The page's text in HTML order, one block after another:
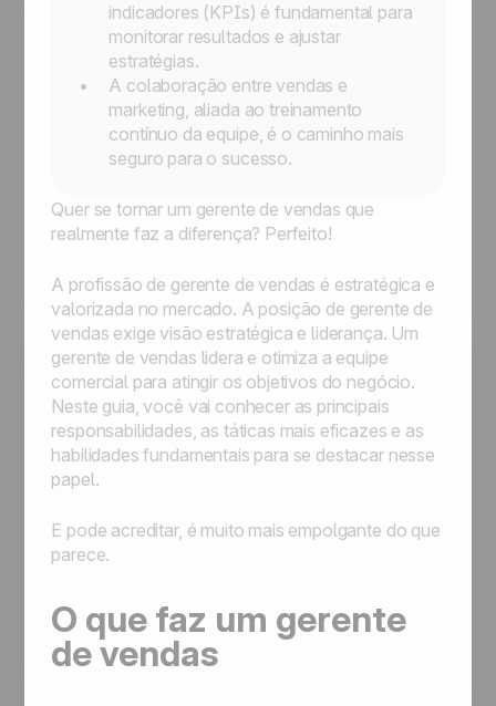
indicadores (KPIs) é fundamental para
monitorar resultados e ajustar
estratégias.
A colaboração entre vendas e
marketing, aliada ao treinamento
contínuo da equipe, é o caminho mais
seguro para o sucesso.
Quer se tornar um gerente de vendas que
realmente faz a diferença? Perfeito!
A profissão de gerente de vendas é estratégica e
valorizada no mercado. A posição de gerente de
vendas exige visão estratégica e liderança. Um
gerente de vendas lidera e otimiza a equipe
comercial para atingir os objetivos do negócio.
Neste guia, você vai conhecer as principais
responsabilidades, as táticas mais eficazes e as
habilidades fundamentais para se destacar nesse
papel.
E pode acreditar, é muito mais empolgante do que
parece.
O que faz um gerente
de vendas